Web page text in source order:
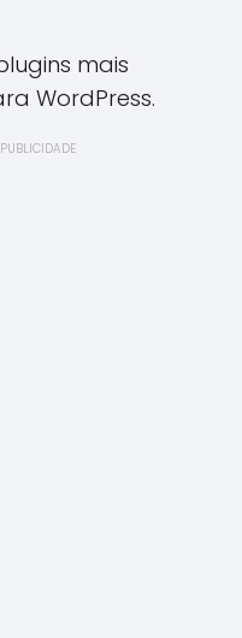
mais
WordPress.